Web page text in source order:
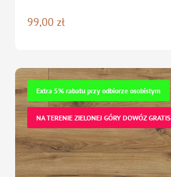
zł
99,00
Extra 5% rabatu przy odbiorze osobistym
NA TERENIE ZIELONEJ GÓRY DOWÓZ GRATIS